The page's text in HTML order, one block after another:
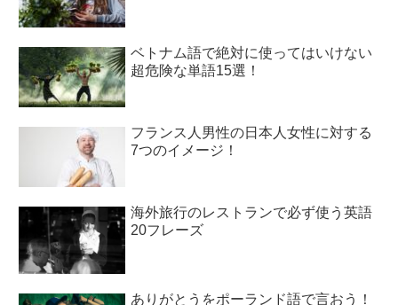
ベトナム語で絶対に使ってはいけない
超危険な単語15選！
フランス人男性の日本人女性に対する
7つのイメージ！
海外旅行のレストランで必ず使う英語
20フレーズ
ありがとうをポーランド語で言おう！